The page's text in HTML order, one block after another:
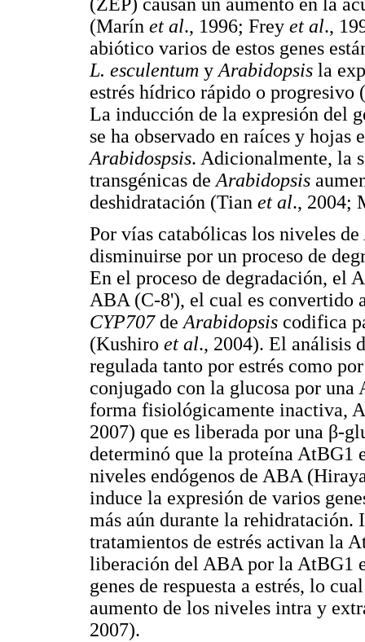
(Marín et al., 1996; Frey et al.,
abiótico varios de estos genes
L. esculentum y Arabidopsis la
estrés hídrico rápido o progresivo
La inducción de la expresión del
se ha observado en raíces y
Arabidospsis. Adicionalmente, la
transgénicas de Arabidopsis
deshidratación (Tian et al., 2004;
Por vías catabólicas los niveles
disminuirse por un proceso de
En el proceso de degradación, el
ABA (C-8'), el cual es convertido
CYP707deArabidopsis codifica
(Kushiro et al., 2004). El análisis
regulada tanto por estrés como
conjugado con la glucosa por
forma fisiológicamente inactiva,
2007) que es liberada por una β-
determinó que la proteína AtBG1
niveles endógenos de ABA
induce la expresión de varios
más aún durante la rehidratación.
tratamientos de estrés activan la
liberación del ABA por la AtBG1
genes de respuesta a estrés, lo
aumento de los niveles intra y
2007).